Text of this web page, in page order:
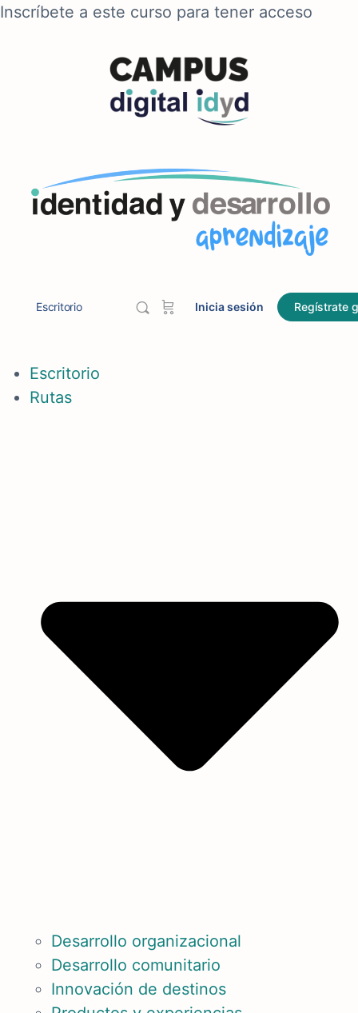
Inscríbete a este curso para tener acceso
Escritorio Inicia sesión Regístrate
Escritorio
Rutas
Desarrollo organizacional
Desarrollo comunitario
Innovación de destinos